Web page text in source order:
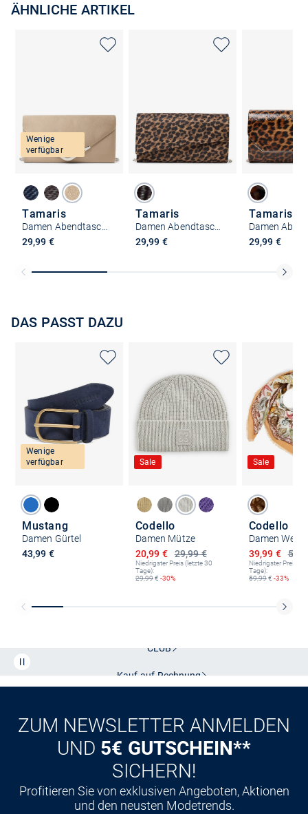
ÄHNLICHE ARTIKEL
Wenige
verfügbar
Tamaris
29,99 €
Tamaris
29,99 €
Tamaris
29,99 €
DAS PASST DAZU
Wenige
verfügbar
Mustang
Damen Gürtel
43,99 €
Sale
Codello
Damen Mütze
29,99 €
Ermäßigter Preis
20,99 €
Niedrigster Preis (letzte 30
Tage):
29,99€ -30%
Sale
Codello
Damen
Ermäßigter
39,99 €
Niedrigster Preis
Tage):
59,99€ -33%
CLUB
Kauf auf Rechnung
ZUM NEWSLETTER ANMELDEN
UND 5€ GUTSCHEIN**
SICHERN!
Profitieren Sie von exklusiven Angeboten, Aktionen
und den neusten Modetrends.